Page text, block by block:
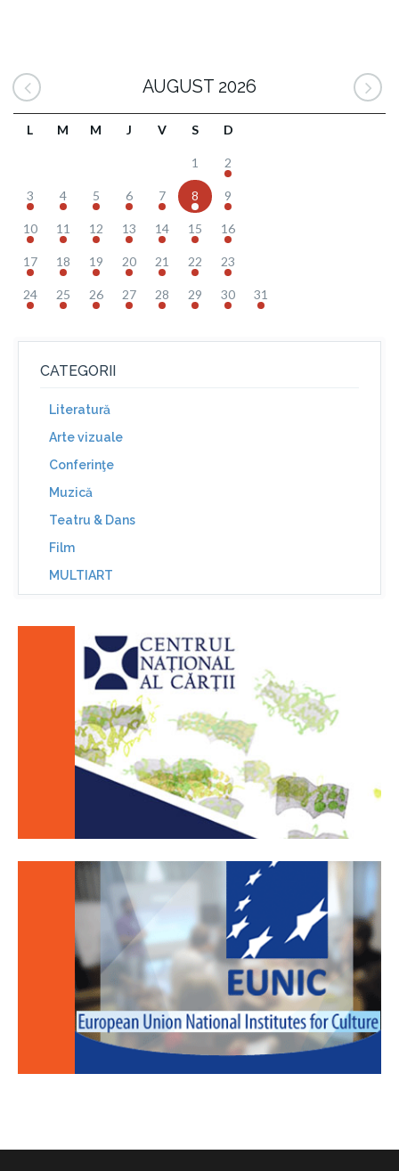
AUGUST 2026
L M M J V S D
1 2
3 4 5 6 7 8 9
10 11 12 13 14 15 16
17 18 19 20 21 22 23
24 25 26 27 28 29 30 31
CATEGORII
Literatură
Arte vizuale
Conferinţe
Muzică
Teatru & Dans
Film
MULTIART